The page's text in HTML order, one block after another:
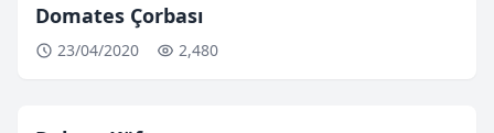
Domates Çorbası
23/04/2020 2,480